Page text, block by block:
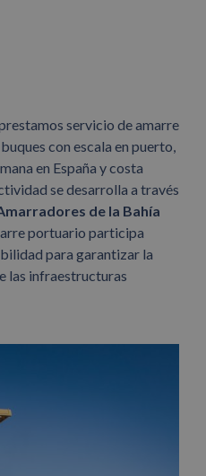
servicio de amarre
con escala en puerto,
en España y costa
se desarrolla a través
de la Bahía
portuario participa
para garantizar la
las infraestructuras